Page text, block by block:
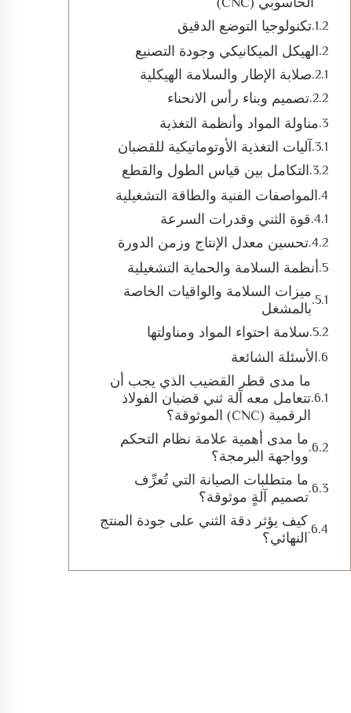
تكنولوجيا التوضع الدقيق
الهيكل الميكانيكي وجودة التصنيع
صلابة الإطار والسلامة الهيكلية
تصميم وبناء رأس الانحناء
مناولة المواد وأنظمة التغذية
آليات التغذية الأوتوماتيكية للقضبان
التكامل بين قياس الطول والقطع
المواصفات الفنية والطاقة التشغيلية
قوة الثني وقدرات السرعة
تحسين معدل الإنتاج وزمن الدورة
أنظمة السلامة والحماية التشغيلية
ميزات السلامة والواقيات الخاصة
بالمشغل
سلامة احتواء المواد ومناولتها
الأسئلة الشائعة
ما مدى قطر القضيب الذي يجب أن
تتعامل معه آلة ثني قضبان الفولاذ
الرقمية (CNC) الموثوقة؟
ما مدى أهمية علامة نظام التحكم
وواجهة البرمجة؟
ما متطلبات الصيانة التي تُعرِّف
تصميم آلةٍ موثوقة؟
كيف يؤثر دقة الثني على جودة المنتج
النهائي؟